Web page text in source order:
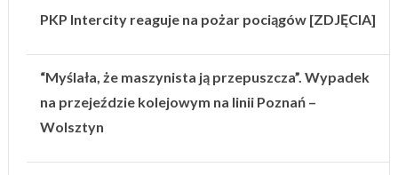
PKP Intercity reaguje na pożar pociągów [ZDJĘCIA]
“Myślała, że maszynista ją przepuszcza”. Wypadek
na przejeździe kolejowym na linii Poznań –
Wolsztyn